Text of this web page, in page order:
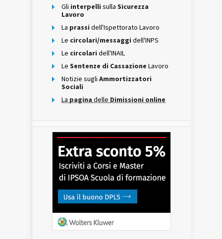
Gli interpelli sulla Sicurezza
Lavoro
La prassi dell'Ispettorato Lavoro
Le circolari/messaggi dell'INPS
Le circolari dell'INAIL
Le Sentenze di Cassazione Lavoro
Notizie sugli Ammortizzatori
Sociali
La pagina delle Dimissioni online